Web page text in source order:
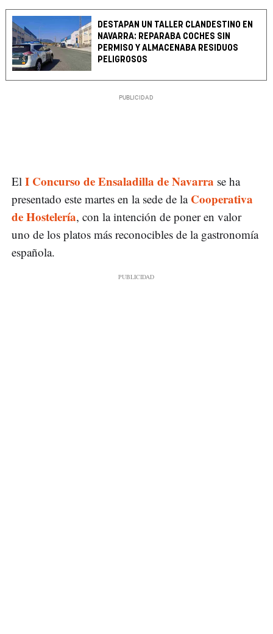
DESTAPAN UN TALLER CLANDESTINO EN
NAVARRA: REPARABA COCHES SIN
PERMISO Y ALMACENABA RESIDUOS
PELIGROSOS
El I Concurso de Ensaladilla de Navarra se ha
presentado este martes en la sede de la Cooperativa
de Hostelería, con la intención de poner en valor
uno de los platos más reconocibles de la gastronomía
española.